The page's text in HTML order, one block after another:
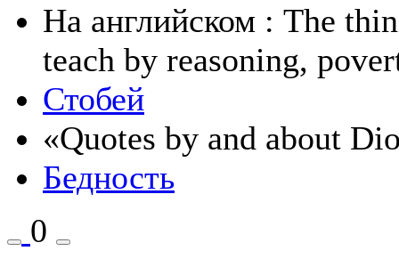
На английском : The
teach by reasoning,
Стобей
«Quotes by and about
Бедность
0